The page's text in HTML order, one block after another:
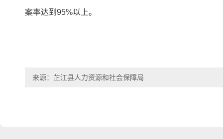
案率达到95%以上。
来源：芷江县人力资源和社会保障局